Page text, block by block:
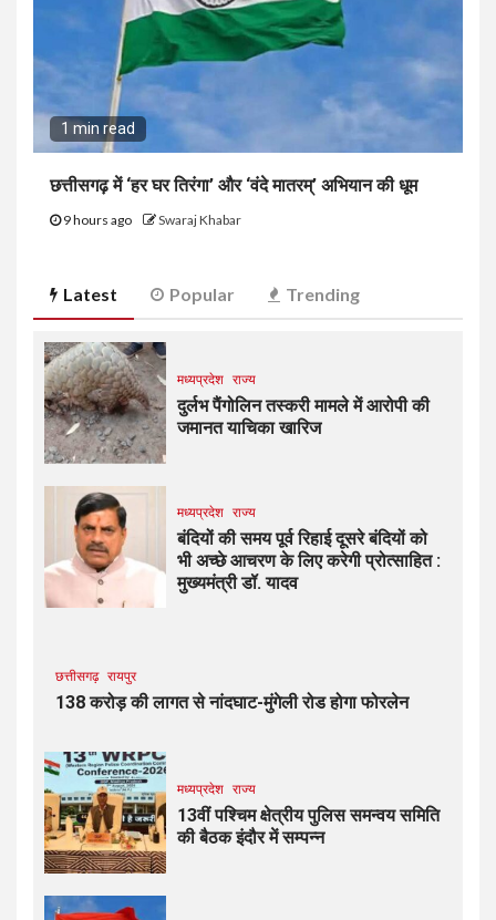
1 min read
छत्तीसगढ़ में ‘हर घर तिरंगा’ और ‘वंदे मातरम्’ अभियान की धूम
9 hours ago Swaraj Khabar
Latest Popular Trending
मध्यप्रदेश राज्य
दुर्लभ पैंगोलिन तस्करी मामले में आरोपी की
जमानत याचिका खारिज
मध्यप्रदेश राज्य
बंदियों की समय पूर्व रिहाई दूसरे बंदियों को
भी अच्छे आचरण के लिए करेगी प्रोत्साहित :
मुख्यमंत्री डॉ. यादव
छत्तीसगढ़ रायपुर
138 करोड़ की लागत से नांदघाट-मुंगेली रोड होगा फोरलेन
मध्यप्रदेश राज्य
13वीं पश्चिम क्षेत्रीय पुलिस समन्वय समिति
की बैठक इंदौर में सम्पन्न